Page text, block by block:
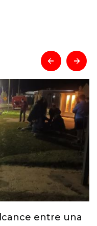
entre una
prev next